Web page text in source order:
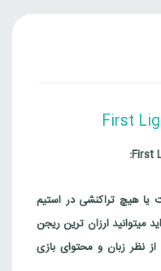
9,365,000تومان
Steam
یا هیچ تراکنشی در استیم
میتوانید ارزان ترین ریجن
نظر زبان و محتوای بازی